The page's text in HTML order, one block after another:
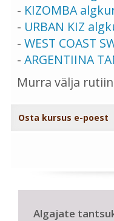
- KIZOMBA
- URBAN KIZ
- WEST COAST
- ARGENTIINA
Murra välja
Osta kursus e-poest
Algajate